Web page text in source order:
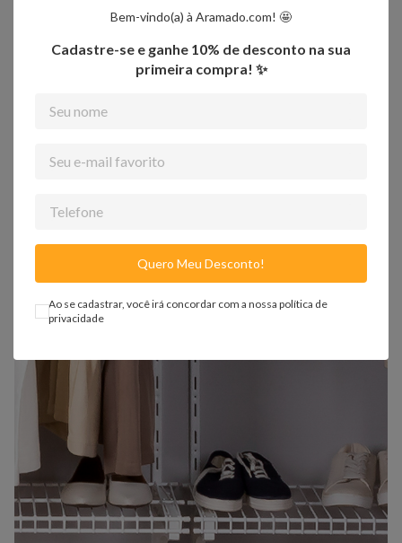
Bem-vindo(a) à Aramado.com! 🤩
Cadastre-se e ganhe 10% de desconto na sua
primeira compra! ✨
Quero Meu Desconto!
Ao se cadastrar, você irá concordar com a nossapolítica de
privacidade
durável e resistente, garantindo uma longa vida útil;
armário de acordo com suas necessidades, adaptando-o para diferentes tipos
• Acessibilidade: Tudo o que você precisa está ao alcance das mãos, tornando
• Organização para Casais: Com espaço suficiente para duas pessoas, este
armário atende às necessidades de casais, proporcionando uma solução
Detalhes